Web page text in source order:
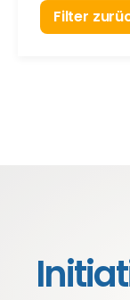
Filter